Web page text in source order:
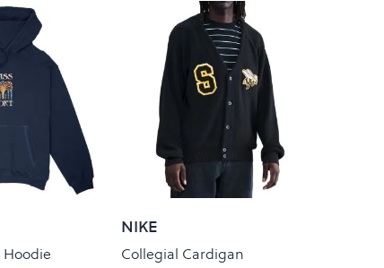
NIKE
Collegial Cardigan